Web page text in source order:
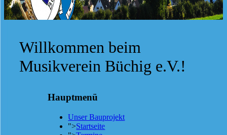
Willkommen beim
Musikverein Büchig e.V.!
Hauptmenü
Unser Bauprojekt
">Startseite